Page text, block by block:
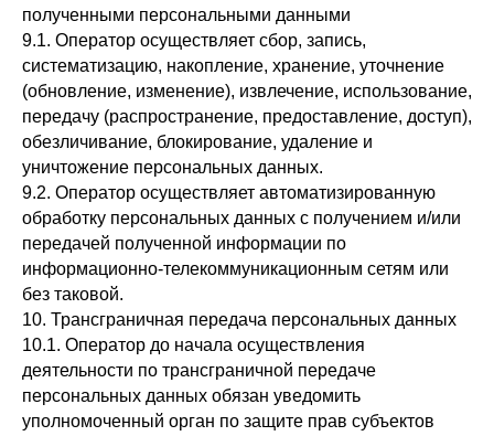
полученными персональными данными
9.1. Оператор осуществляет сбор, запись,
систематизацию, накопление, хранение, уточнение
(обновление, изменение), извлечение, использование,
передачу (распространение, предоставление, доступ),
обезличивание, блокирование, удаление и
уничтожение персональных данных.
9.2. Оператор осуществляет автоматизированную
обработку персональных данных с получением и/или
передачей полученной информации по
информационно-телекоммуникационным сетям или
без таковой.
10. Трансграничная передача персональных данных
10.1. Оператор до начала осуществления
деятельности по трансграничной передаче
персональных данных обязан уведомить
уполномоченный орган по защите прав субъектов